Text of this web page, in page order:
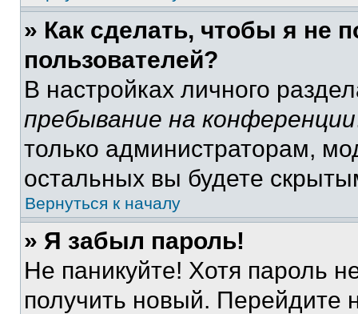
» Как сделать, чтобы я не
пользователей?
В настройках личного
пребывание на конференции
только администраторам,
остальных вы будете
Вернуться к началу
» Я забыл пароль!
Не паникуйте! Хотя пароль
получить новый. Перейдите